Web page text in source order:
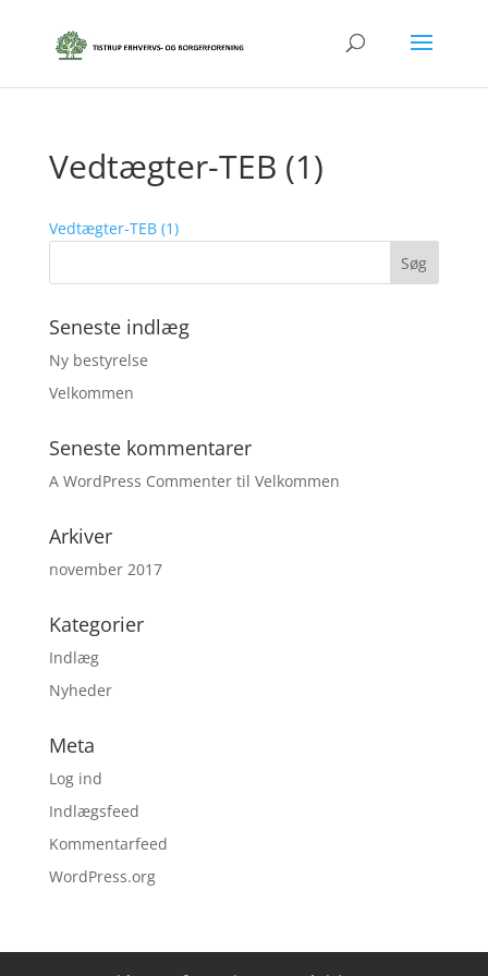
Vedtægter-TEB (1)
Vedtægter-TEB (1)
Seneste indlæg
Ny bestyrelse
Velkommen
Seneste kommentarer
A WordPress Commentertil Velkommen
Arkiver
november 2017
Kategorier
Indlæg
Nyheder
Meta
Log ind
Indlægsfeed
Kommentarfeed
WordPress.org